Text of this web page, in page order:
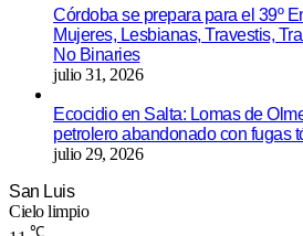
Córdoba se prepara para el 39º
Mujeres, Lesbianas, Travestis,
No Binaries
julio 31, 2026
Ecocidio en Salta: Lomas de
petrolero abandonado con fugas
julio 29, 2026
San Luis
Cielo limpio
℃